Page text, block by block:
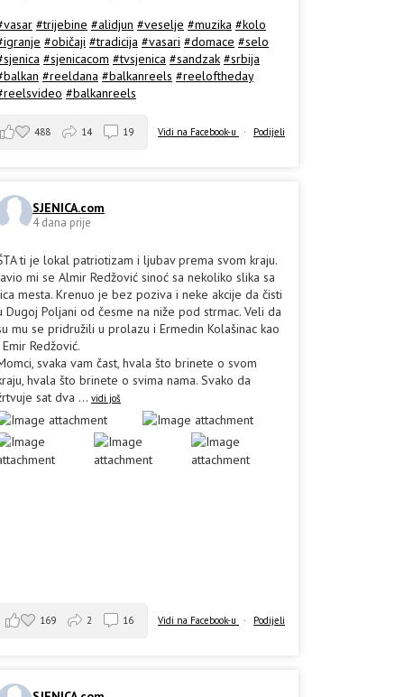
#trijebine #alidjun #veselje #muzika #kolo
#običaji #tradicija #vasari #domace #selo
#sjenicacom #tvsjenica #sandzak #srbija
#reeldana #balkanreels #reeloftheday
#balkanreels
Vidi na Facebook-u · Podijeli
488 14 19
SJENICA.com
4 dana prije
ti je lokal patriotizam i ljubav prema svom kraju.
mi se Almir Redžović sinoć sa nekoliko slika sa
mesta. Krenuo je bez poziva i neke akcije da čisti
Dugoj Poljani od česme na niže pod strmac. Veli da
mu se pridružili u prolazu i Ermedin Kolašinac kao
Redžović.
svaka vam čast, hvala što brinete o svom
hvala što brinete o svima nama. Svako da
sat dva ... vidi još
Vidi na Facebook-u · Podijeli
169 2 16